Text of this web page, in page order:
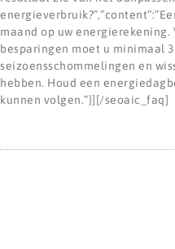
maand op uw
besparingen moet u minimaal
seizoensschommelingen en
hebben. Houd een
kunnen volgen.”}][/seoaic_faq]